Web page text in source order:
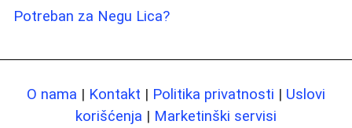
Potreban za Negu Lica?
O nama | Kontakt | Politika privatnosti | Uslovi
korišćenja | Marketinški servisi